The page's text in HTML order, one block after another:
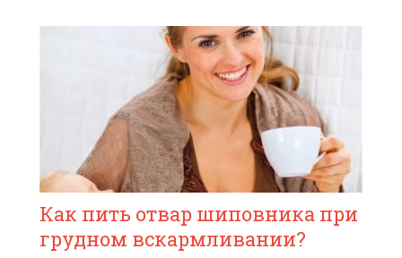
Как пить отвар шиповника при
грудном вскармливании?